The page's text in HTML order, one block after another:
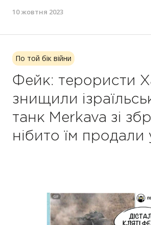
10 жовтня 2023
По той бік війни
Фейк: терористи
знищили
танк Merkava зі
нібито їм продали